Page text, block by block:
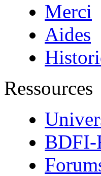
Merci
Aides
Ressources
BDFI-